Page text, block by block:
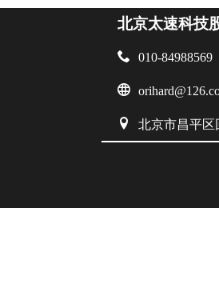
北京太速科技
 010-84988569

 北京市昌平区